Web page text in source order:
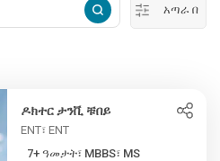
አጣራ በ
ዶክተር ታንቪ ቹበይ
ENT፣ ENT
7+ ዓመታት፣ MBBS፣ MS